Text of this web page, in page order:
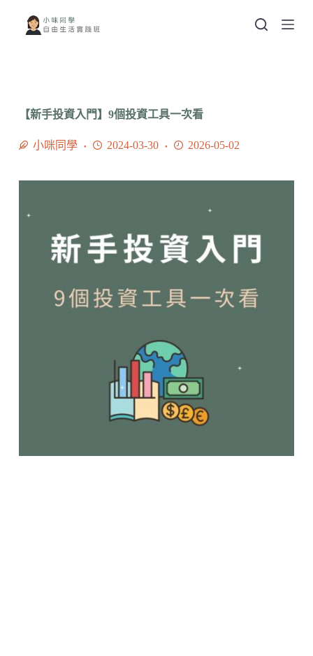
【新手投資入門】9個投資工具一次看
小咪同學 2024-03-30 2026-05-02